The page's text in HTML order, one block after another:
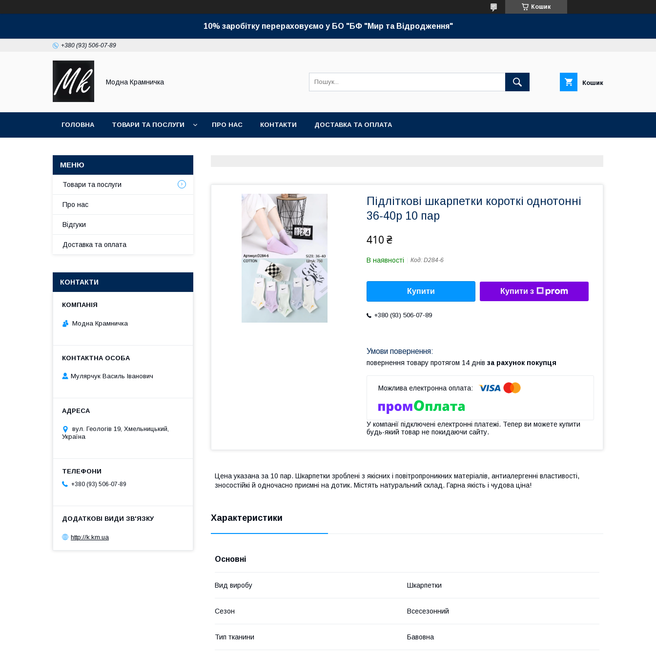
Кошик
10% заробітку перераховуємо у БО "БФ "Мир та Відродження"
+380 (93) 506-07-89
Модна Крамничка Кошик
ГОЛОВНА ТОВАРИ ТА ПОСЛУГИ ПРО НАС КОНТАКТИ ДОСТАВКА ТА ОПЛАТА
Підліткові шкарпетки короткі однотонні
36-40р 10 пар
410 ₴
В наявності Код: D284-6
Купити Купити з
+380 (93) 506-07-89
повернення товару протягом 14 днів за рахунок покупця
У компанії підключені електронні платежі. Тепер ви можете купити
будь-який товар не покидаючи сайту.
Цена указана за 10 пар. Шкарпетки зроблені з якісних і повітропроникних матеріалів, антиалергенні властивості,
зносостійкі й одночасно приємні на дотик. Містять натуральний склад. Гарна якість і чудова ціна!
Характеристики
Основні
Вид виробу Шкарпетки
Сезон Всесезонний
Тип тканини Бавовна
Товари та послуги
Про нас
Відгуки
Доставка та оплата
КОНТАКТИ
Модна Крамничка
Мулярчук Василь Іванович
вул. Геологів 19, Хмельницький,
Україна
+380 (93) 506-07-89
http://k.km.ua